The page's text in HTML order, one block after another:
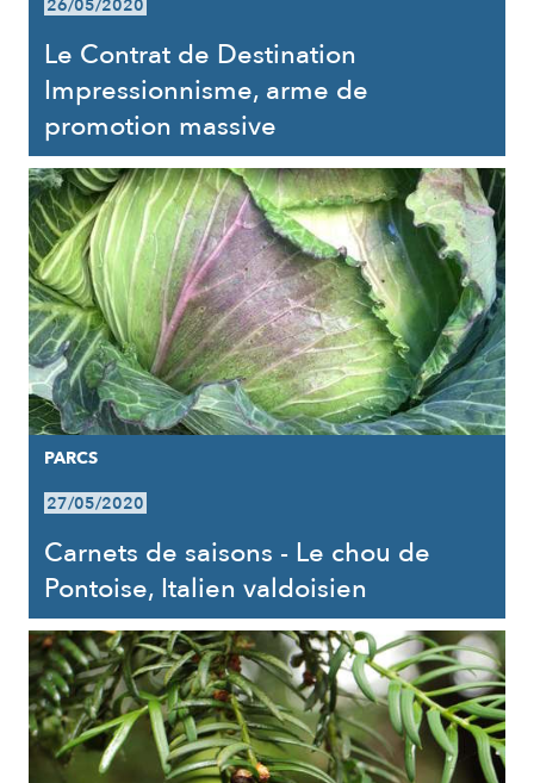
26/05/2020
Le Contrat de Destination
Impressionnisme, arme de
promotion massive
PARCS
27/05/2020
Carnets de saisons - Le chou de
Pontoise, Italien valdoisien